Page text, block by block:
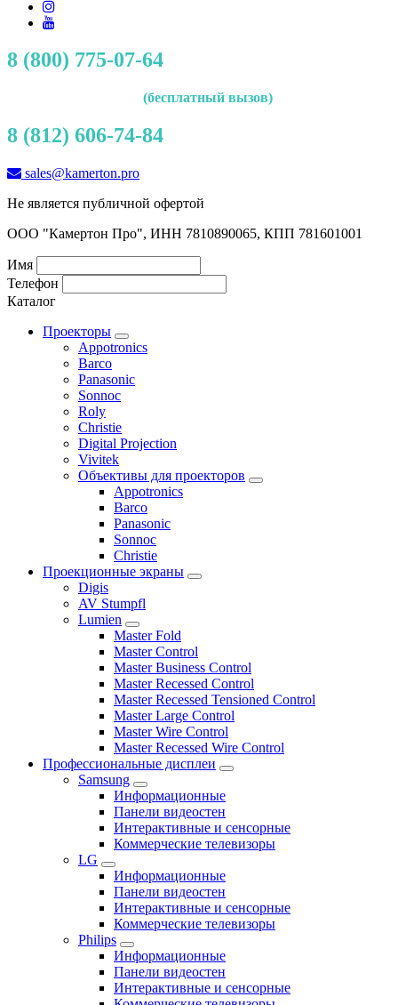
8 (800) 775-07-64
(бесплатный вызов)
8 (812) 606-74-84
sales@kamerton.pro
Не является публичной офертой
ООО "Камертон Про", ИНН 7810890065, КПП 781601001
Имя
Телефон
Каталог
Проекторы
Appotronics
Barco
Panasonic
Sonnoc
Roly
Christie
Digital Projection
Vivitek
Объективы для проекторов
Appotronics
Barco
Panasonic
Sonnoc
Сhristie
Проекционные экраны
Digis
AV Stumpfl
Lumien
Master Fold
Master Control
Master Business Control
Master Recessed Control
Master Recessed Tensioned Control
Master Large Control
Master Wire Control
Master Recessed Wire Control
Профессиональные дисплеи
Samsung
Информационные
Панели видеостен
Интерактивные и сенсорные
Коммерческие телевизоры
LG
Информационные
Панели видеостен
Интерактивные и сенсорные
Коммерческие телевизоры
Philips
Информационные
Панели видеостен
Интерактивные и сенсорные